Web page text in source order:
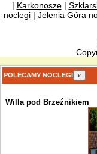
| Karkonosze|
noclegi | Jelenia Góra
POLECAMY NOCLEGI x
Willa pod Brzeźnikiem